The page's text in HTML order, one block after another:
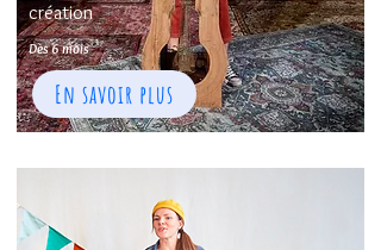
création
Dès 6 mois
En savoir plus